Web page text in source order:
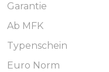
Garantie
Ab MFK
Typenschein
Euro Norm